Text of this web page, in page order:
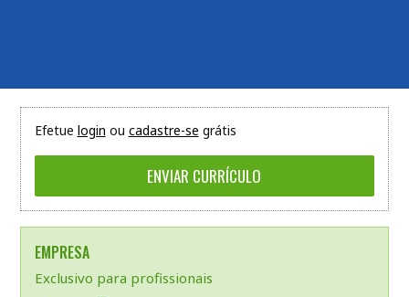
Efetue login ou cadastre-se grátis
EMPRESA
Exclusivo para profissionais